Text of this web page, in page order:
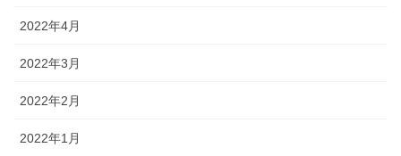
2022年4月
2022年3月
2022年2月
2022年1月